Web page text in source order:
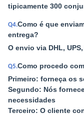
tipicamente 300
Q4.Como é que
entrega?
O envio via DHL,
Q5.Como procedo
Primeiro: forneça os
Segundo: Nós
necessidades
Terceiro: O cliente